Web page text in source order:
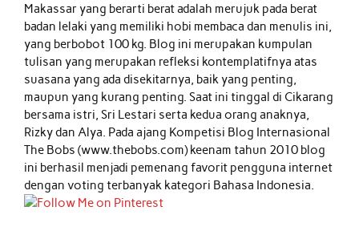
Makassar yang berarti berat adalah merujuk pada berat
badan lelaki yang memiliki hobi membaca dan menulis ini,
yang berbobot 100 kg. Blog ini merupakan kumpulan
tulisan yang merupakan refleksi kontemplatifnya atas
suasana yang ada disekitarnya, baik yang penting,
maupun yang kurang penting. Saat ini tinggal di Cikarang
bersama istri, Sri Lestari serta kedua orang anaknya,
Rizky dan Alya. Pada ajang Kompetisi Blog Internasional
The Bobs (www.thebobs.com) keenam tahun 2010 blog
ini berhasil menjadi pemenang favorit pengguna internet
dengan voting terbanyak kategori Bahasa Indonesia.